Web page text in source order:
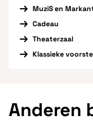
MuziS en
Cadeau
Theaterzaal
Klassieke
Anderen